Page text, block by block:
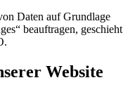
Daten auf Grundlage
beauftragen, geschieht
Website